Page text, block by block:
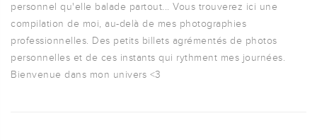
personnel qu'elle balade partout... Vous trouverez ici une
compilation de moi, au-delà de mes photographies
professionnelles. Des petits billets agrémentés de photos
personnelles et de ces instants qui rythment mes journées.
Bienvenue dans mon univers <3